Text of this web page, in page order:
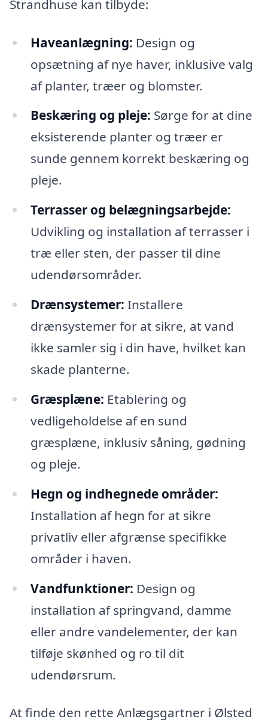
Strandhuse kan tilbyde:
Haveanlægning: Design og
opsætning af nye haver, inklusive valg
af planter, træer og blomster.
Beskæring og pleje: Sørge for at dine
eksisterende planter og træer er
sunde gennem korrekt beskæring og
pleje.
Terrasser og belægningsarbejde:
Udvikling og installation af terrasser i
træ eller sten, der passer til dine
udendørsområder.
Drænsystemer: Installere
drænsystemer for at sikre, at vand
ikke samler sig i din have, hvilket kan
skade planterne.
Græsplæne: Etablering og
vedligeholdelse af en sund
græsplæne, inklusiv såning, gødning
og pleje.
Hegn og indhegnede områder:
Installation af hegn for at sikre
privatliv eller afgrænse specifikke
områder i haven.
Vandfunktioner: Design og
installation af springvand, damme
eller andre vandelementer, der kan
tilføje skønhed og ro til dit
udendørsrum.
At finde den rette Anlægsgartner i Ølsted